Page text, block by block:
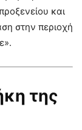
και
στην περιοχή
της